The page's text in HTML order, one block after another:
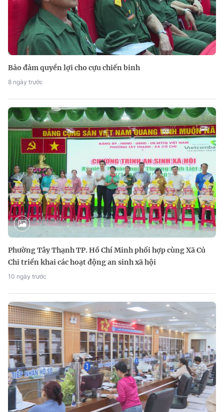
Bảo đảm quyền lợi cho cựu chiến binh
8 ngày trước
Phường Tây Thạnh TP. Hồ Chí Minh phối hợp cùng Xã Củ
Chi triển khai các hoạt động an sinh xã hội
10 ngày trước